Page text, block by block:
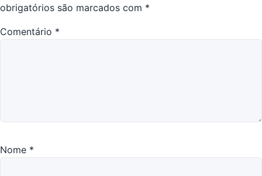
obrigatórios são marcados com *
Comentário *
Nome *